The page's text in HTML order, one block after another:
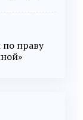
праву